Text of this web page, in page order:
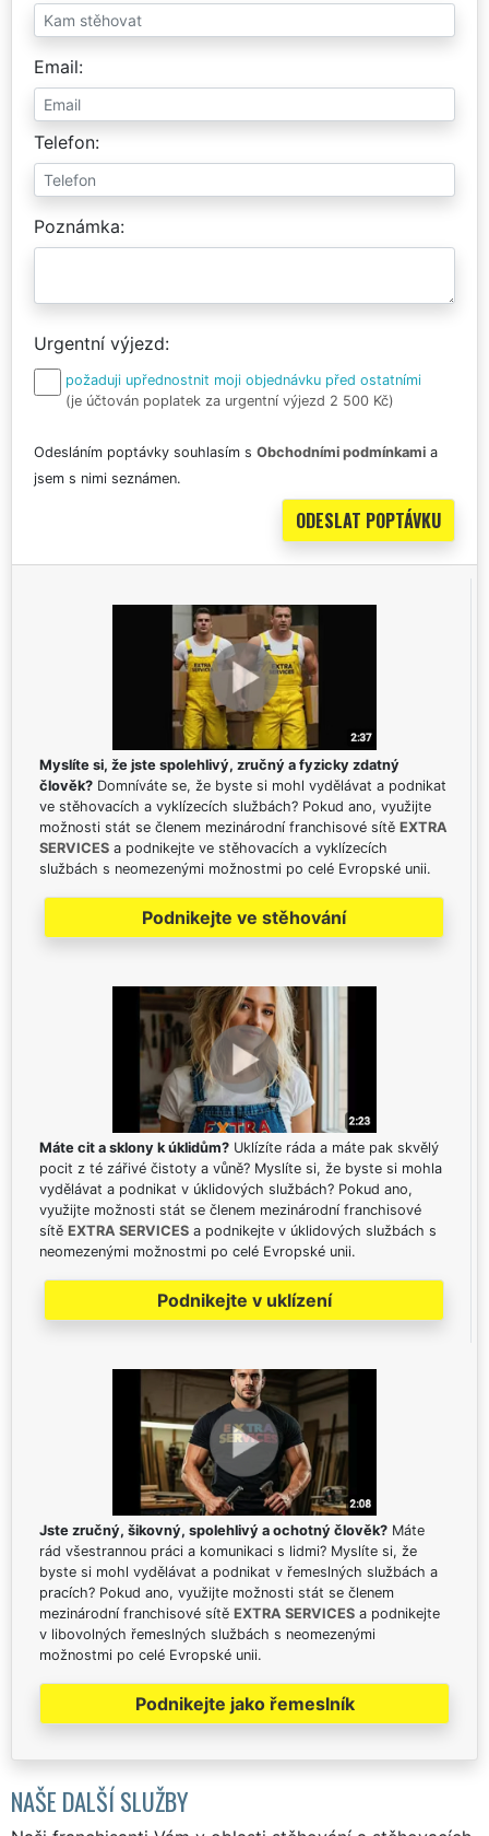
Email
Telefon
Poznámka
Urgentní výjezd
požaduji upřednostnit moji objednávku před ostatními
(je účtován poplatek za urgentní výjezd 2 500 Kč)
Odesláním poptávky souhlasím s Obchodními podmínkami a
jsem s nimi seznámen.
Myslíte si, že jste spolehlivý, zručný a fyzicky zdatný
člověk? Domníváte se, že byste si mohl vydělávat a podnikat
ve stěhovacích a vyklízecích službách? Pokud ano, využijte
možnosti stát se členem mezinárodní franchisové sítě EXTRA
SERVICES a podnikejte ve stěhovacích a vyklízecích
službách s neomezenými možnostmi po celé Evropské unii.
Podnikejte ve stěhování
Máte cit a sklony k úklidům? Uklízíte ráda a máte pak skvělý
pocit z té zářivé čistoty a vůně? Myslíte si, že byste si mohla
vydělávat a podnikat v úklidových službách? Pokud ano,
využijte možnosti stát se členem mezinárodní franchisové
sítě EXTRA SERVICES a podnikejte v úklidových službách s
neomezenými možnostmi po celé Evropské unii.
Podnikejte v uklízení
Jste zručný, šikovný, spolehlivý a ochotný člověk? Máte
rád všestrannou práci a komunikaci s lidmi? Myslíte si, že
byste si mohl vydělávat a podnikat v řemeslných službách a
pracích? Pokud ano, využijte možnosti stát se členem
mezinárodní franchisové sítě EXTRA SERVICES a podnikejte
v libovolných řemeslných službách s neomezenými
možnostmi po celé Evropské unii.
Podnikejte jako řemeslník
NAŠE DALŠÍ SLUŽBY